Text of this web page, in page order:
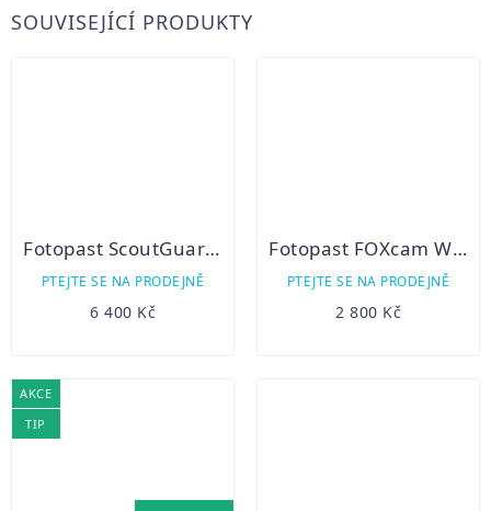
SOUVISEJÍCÍ PRODUKTY
Fotopast ScoutGuard MG984G-30mHD
PTEJTE SE NA PRODEJNĚ
6 400 Kč
Fotopast FOXcam WI-FI
PTEJTE SE NA PRODEJNĚ
2 800 Kč
AKCE
TIP